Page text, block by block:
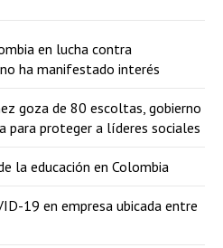
en lucha contra
ha manifestado interés
goza de 80 escoltas, gobierno
para proteger a líderes sociales
la educación en Colombia
19 en empresa ubicada entre